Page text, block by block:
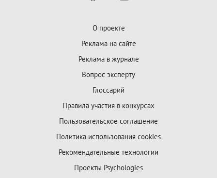
О проекте
Реклама на сайте
Реклама в журнале
Вопрос эксперту
Глоссарий
Правила участия в конкурсах
Пользовательское соглашение
Политика использования cookies
Рекомендательные технологии
Проекты Psychologies